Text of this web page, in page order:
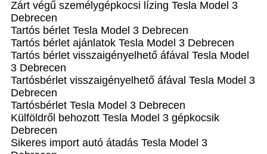
Zárt végű személygépkocsi lízing Tesla Model 3
Debrecen
Tartós bérlet Tesla Model 3 Debrecen
Tartós bérlet ajánlatok Tesla Model 3 Debrecen
Tartós bérlet visszaigényelhető áfával Tesla Model
3 Debrecen
Tartósbérlet visszaigényelhető áfával Tesla Model 3
Debrecen
Tartósbérlet Tesla Model 3 Debrecen
Külföldről behozott Tesla Model 3 gépkocsik
Debrecen
Sikeres import autó átadás Tesla Model 3